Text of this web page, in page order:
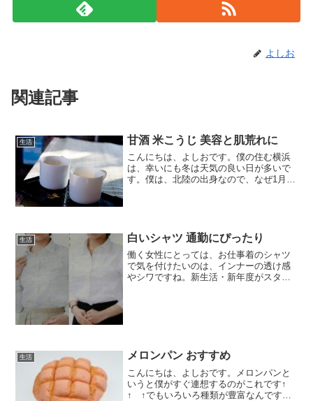
よしお
関連記事
生活 甘酒 米こうじ 美容と肌荒れに
こんにちは、よしおです。僕の住む横浜
は、幸いにも冬は天気の良い日が多いで
す。僕は、北陸の出身なので、なぜ1月が
生活 白いシャツ 通勤にぴったり
働く女性にとっては、お仕事着のシャツ
で気を付けたいのは、インナーの透け感
やシワですね。新生活・新年度がスター
生活 メロンパン おすすめ
こんにちは、よしおです。メロンパンと
いうと僕がすぐ連想するのがこれです↑
↑ ↑でもいろいろ種類が豊富なんです